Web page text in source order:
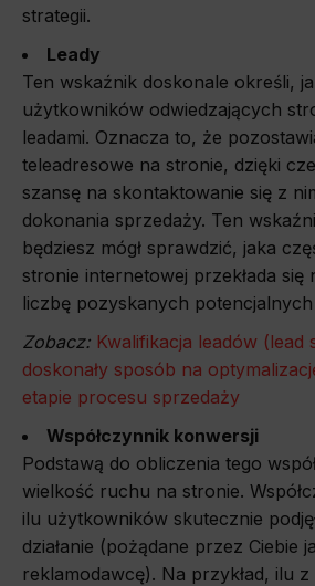
strategii.
Leady
Ten wskaźnik doskonale określi,
użytkowników odwiedzających
leadami. Oznacza to, że
teleadresowe na stronie, dzięki
szansę na skontaktowanie się z
dokonania sprzedaży. Ten
będziesz mógł sprawdzić, jaka
stronie internetowej przekłada się
liczbę pozyskanych
Zobacz: Kwalifikacja leadów (lead
doskonały sposób na
etapie procesu sprzedaży
Współczynnik konwersji
Podstawą do obliczenia tego
wielkość ruchu na stronie.
ilu użytkowników skutecznie
działanie (pożądane przez Ciebie
reklamodawcę). Na przykład, ilu z